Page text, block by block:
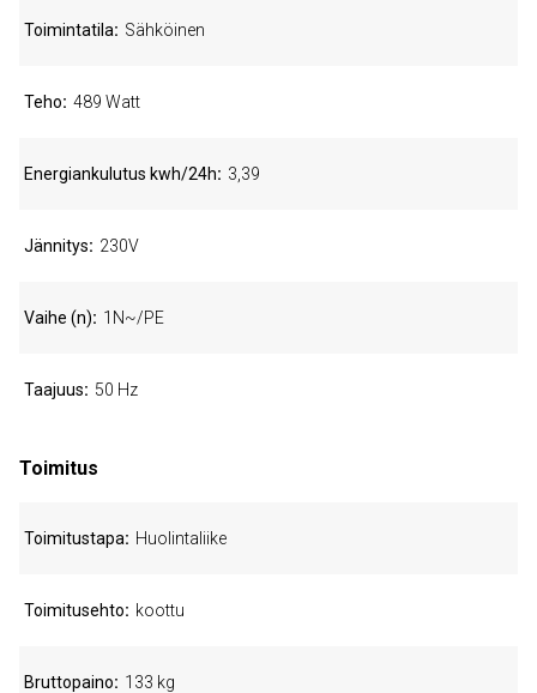
Toimintatila Sähköinen
Teho 489 Watt
Energiankulutus kwh/24h 3,39
Jännitys 230V
Vaihe (n) 1N~/PE
Taajuus 50 Hz
Toimitus
Toimitustapa Huolintaliike
Toimitusehto koottu
Bruttopaino 133 kg